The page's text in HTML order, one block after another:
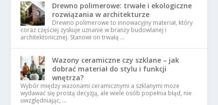
Drewno polimerowe: trwałe i ekologiczne
rozwiązania w architekturze
Drewno polimerowe to innowacyjny materiał, który
coraz częściej zyskuje uznanie w branży budowlanej i
architektonicznej. Stanowi on trwałą …
Wazony ceramiczne czy szklane – jak
dobrać materiał do stylu i funkcji
wnętrza?
Wybór między wazonami ceramicznymi a szklanymi może
wydawać się prostą decyzją, ale wiele osób popełnia błąd, nie
uwzględniając, …